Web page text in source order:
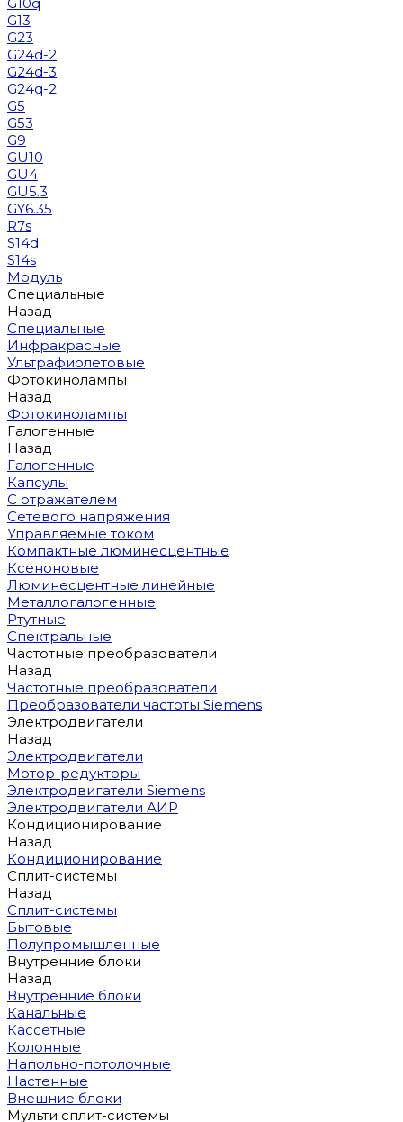
G13
G23
G24d-2
G24d-3
G24q-2
G5
G53
G9
GU10
GU4
GU5.3
GY6.35
R7s
S14d
S14s
Модуль
Специальные
Назад
Специальные
Инфракрасные
Ультрафиолетовые
Фотокинолампы
Назад
Фотокинолампы
Галогенные
Назад
Галогенные
Капсулы
С отражателем
Сетевого напряжения
Управляемые током
Компактные люминесцентные
Ксеноновые
Люминесцентные линейные
Металлогалогенные
Ртутные
Спектральные
Частотные преобразователи
Назад
Частотные преобразователи
Преобразователи частоты Siemens
Электродвигатели
Назад
Электродвигатели
Мотор-редукторы
Электродвигатели Siemens
Электродвигатели АИР
Кондиционирование
Назад
Кондиционирование
Сплит-системы
Назад
Сплит-системы
Бытовые
Полупромышленные
Внутренние блоки
Назад
Внутренние блоки
Канальные
Кассетные
Колонные
Напольно-потолочные
Настенные
Внешние блоки
Мульти сплит-системы